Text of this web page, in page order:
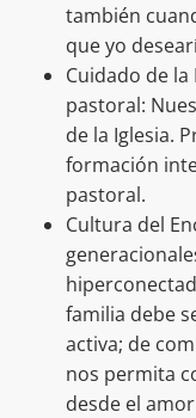
también
que yo
Cuidado de
pastoral:
de la Iglesia.
formación
pastoral.
Cultura del
familia debe
activa; de
nos permita
desde el